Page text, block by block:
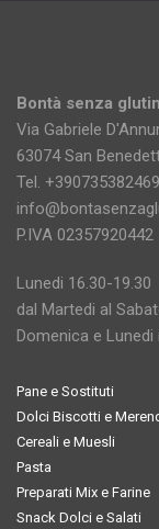
Bontà senza
Via Gabriele
63074 San
Tel. +390735382469
P.IVA 02357920442
Lunedi 16.30-19.30
dal Martedi al
Domenica e
Pane e Sostituti
Dolci Biscotti e
Cereali e Muesli
Pasta
Preparati Mix e Farine
Snack Dolci e Salati